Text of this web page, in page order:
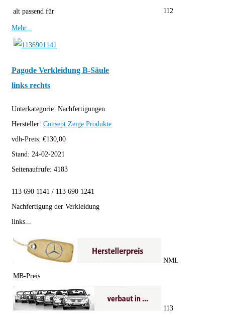
alt passend für
112
Mehr...
Pagode Verkleidung B-Säule
links rechts
Unterkategorie: Nachfertigungen
Hersteller: Consept Zeige Produkte
vdh-Preis: €130,00
Stand: 24-02-2021
Seitenaufrufe: 4183
113 690 1141 / 113 690 1241
Nachfertigung der Verkleidung
links...
MB-Preis
NML
113